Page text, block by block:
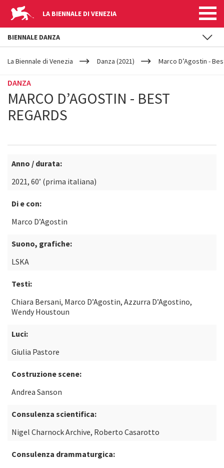
LA BIENNALE DI VENEZIA
YOUR
ARE
La Biennale di Venezia Danza (2021) Marco D’Agostin -
DANZA
MARCO D’AGOSTIN - BEST
REGARDS
Anno / durata:
2021, 60’ (prima italiana)
Di e con:
Marco D’Agostin
Suono, grafiche:
LSKA
Testi:
Chiara Bersani, Marco D’Agostin, Azzurra D’Agostino,
Wendy Houstoun
Luci:
Giulia Pastore
Costruzione scene:
Andrea Sanson
Consulenza scientifica:
Nigel Charnock Archive, Roberto Casarotto
Consulenza drammaturgica:
BIENNALE DANZA